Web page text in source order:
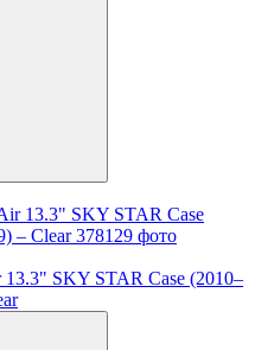
SKY STAR Case (2010–